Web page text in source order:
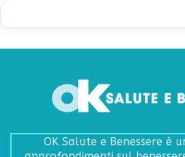
OK Salute e Benessere è